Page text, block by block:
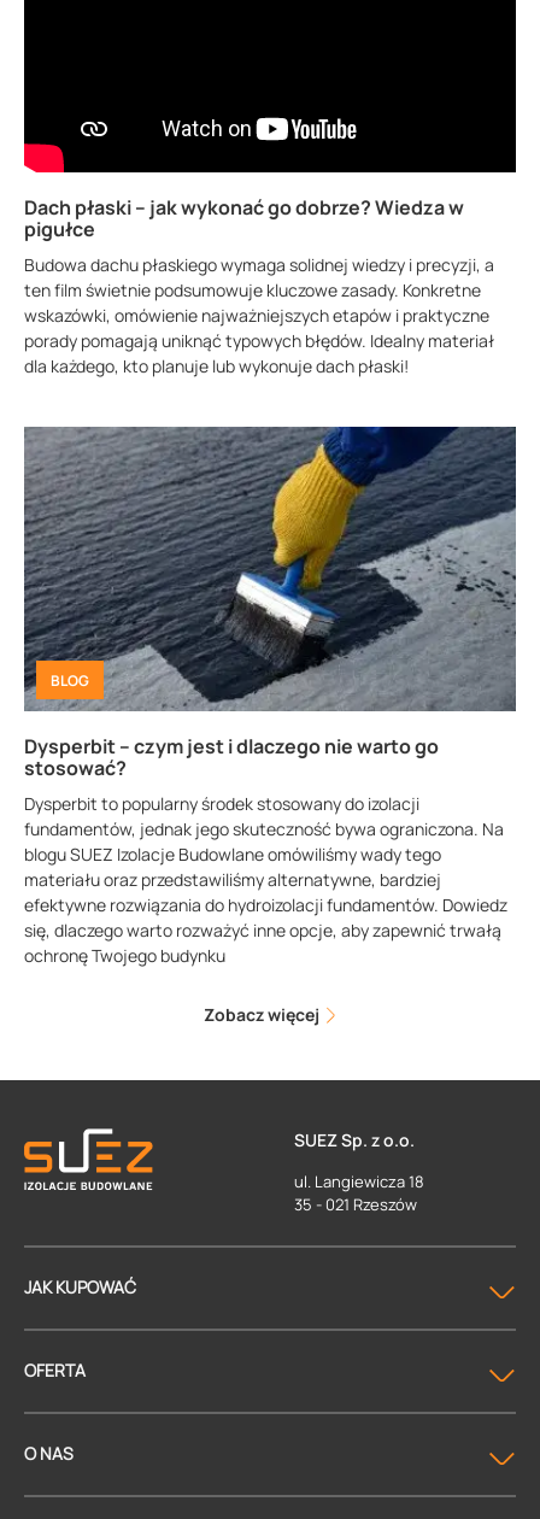
Dach płaski – jak wykonać go dobrze? Wiedza w
pigułce
Budowa dachu płaskiego wymaga solidnej wiedzy i precyzji, a
ten film świetnie podsumowuje kluczowe zasady. Konkretne
wskazówki, omówienie najważniejszych etapów i praktyczne
porady pomagają uniknąć typowych błędów. Idealny materiał
dla każdego, kto planuje lub wykonuje dach płaski!
BLOG
Dysperbit – czym jest i dlaczego nie warto go
stosować?
Dysperbit to popularny środek stosowany do izolacji
fundamentów, jednak jego skuteczność bywa ograniczona. Na
blogu SUEZ Izolacje Budowlane omówiliśmy wady tego
materiału oraz przedstawiliśmy alternatywne, bardziej
efektywne rozwiązania do hydroizolacji fundamentów. Dowiedz
się, dlaczego warto rozważyć inne opcje, aby zapewnić trwałą
ochronę Twojego budynku
Zobacz więcej
SUEZ Sp. z o.o.
ul. Langiewicza 18
35 - 021 Rzeszów
JAK KUPOWAĆ
OFERTA
O NAS